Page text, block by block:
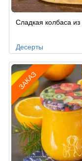
по
Сладкая колбаса
Десерты
ЗАКАЗ